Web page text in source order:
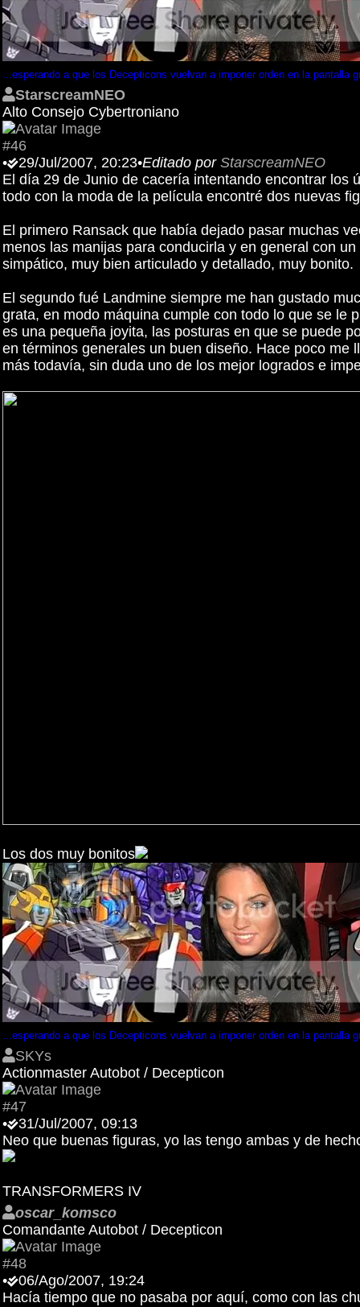
...esperando a que los Decepticons vuelvan a imponer orden en la pantalla
StarscreamNEO
Alto Consejo Cybertroniano
#46
•
29/Jul/2007, 20:23•Editado por StarscreamNEO
El día 29 de Junio de cacería intentando encontrar los
todo con la moda de la película encontré dos nuevas
El primero Ransack que había dejado pasar muchas
menos las manijas para conducirla y en general con
simpático, muy bien articulado y detallado, muy bonito.
El segundo fué Landmine siempre me han gustado
grata, en modo máquina cumple con todo lo que se le
es una pequeña joyita, las posturas en que se puede
en términos generales un buen diseño. Hace poco
más todavía, sin duda uno de los mejor logrados e
Los dos muy bonitos
...esperando a que los Decepticons vuelvan a imponer orden en la pantalla
SKYs
Actionmaster Autobot / Decepticon
#47
•
31/Jul/2007, 09:13
Neo que buenas figuras, yo las tengo ambas y de
TRANSFORMERS IV
oscar_komsco
Comandante Autobot / Decepticon
#48
•
06/Ago/2007, 19:24
Hacía tiempo que no pasaba por aquí, como con las